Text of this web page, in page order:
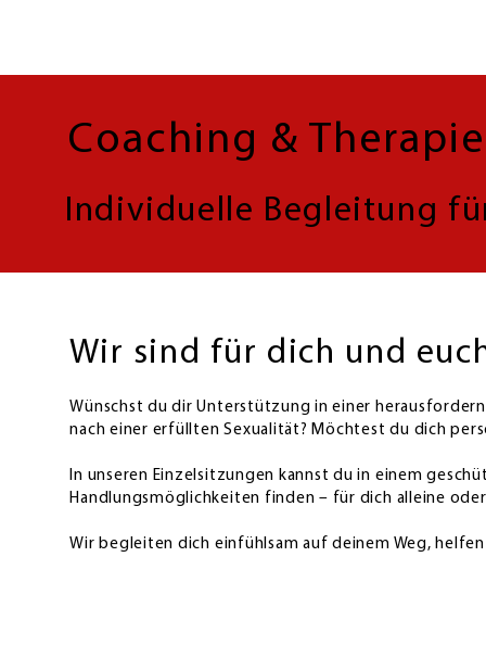
Coaching & Therapie
Individuelle Begleitung
Wir sind für dich und
Wünschst du dir Unterstützung in einer
nach einer erfüllten Sexualität? Möchtest du dich
In unseren Einzelsitzungen kannst du in einem
Handlungsmöglichkeiten finden – für dich alleine
Wir begleiten dich einfühlsam auf deinem Weg,